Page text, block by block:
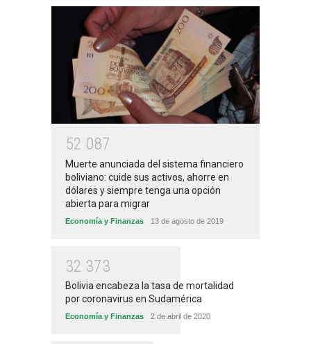
52 087
Muerte anunciada del sistema financiero
boliviano: cuide sus activos, ahorre en
dólares y siempre tenga una opción
abierta para migrar
Economía y Finanzas 13 de agosto de 2019
32 373
Bolivia encabeza la tasa de mortalidad
por coronavirus en Sudamérica
Economía y Finanzas 2 de abril de 2020